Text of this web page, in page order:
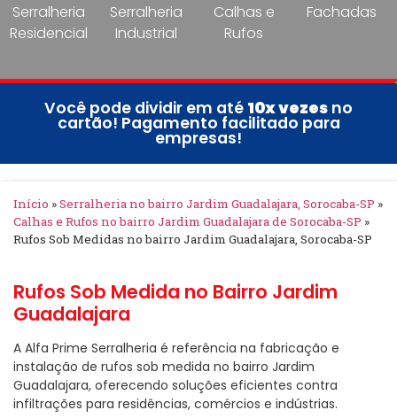
Serralheria
Residencial
Serralheria
Industrial
Calhas e
Rufos
Fachadas
Você pode dividir em até 10x vezes no
cartão! Pagamento facilitado para
empresas!
Início »Serralheria no bairro Jardim Guadalajara, Sorocaba-SP »
Calhas e Rufos no bairro Jardim Guadalajara de Sorocaba-SP »
Rufos Sob Medidas no bairro Jardim Guadalajara, Sorocaba-SP
Rufos Sob Medida no Bairro Jardim
Guadalajara
A Alfa Prime Serralheria é referência na fabricação e
instalação de rufos sob medida no bairro Jardim
Guadalajara, oferecendo soluções eficientes contra
infiltrações para residências, comércios e indústrias.